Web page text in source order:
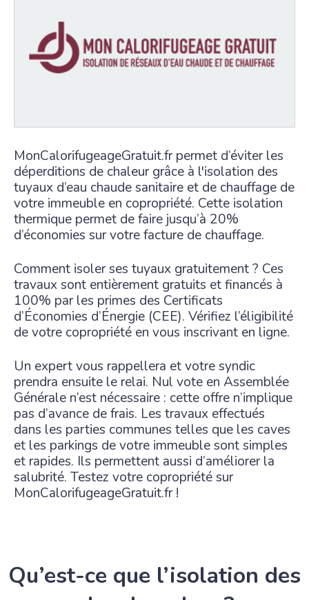
MonCalorifugeageGratuit.fr permet d’éviter les
déperditions de chaleur grâce à l'isolation des
tuyaux d’eau chaude sanitaire et de chauffage de
votre immeuble en copropriété. Cette isolation
thermique permet de faire jusqu’à 20%
d’économies sur votre facture de chauffage.
Comment isoler ses tuyaux gratuitement ? Ces
travaux sont entièrement gratuits et financés à
100% par les primes des Certificats
d’Économies d’Énergie (CEE). Vérifiez l’éligibilité
de votre copropriété en vous inscrivant en ligne.
Un expert vous rappellera et votre syndic
prendra ensuite le relai. Nul vote en Assemblée
Générale n’est nécessaire : cette offre n’implique
pas d’avance de frais. Les travaux effectués
dans les parties communes telles que les caves
et les parkings de votre immeuble sont simples
et rapides. Ils permettent aussi d’améliorer la
salubrité. Testez votre copropriété sur
MonCalorifugeageGratuit.fr !
Qu’est-ce que l’isolation des